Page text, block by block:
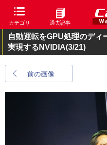
カテゴリ 過去記事
自動運転をGPU処理のディ
実現するNVIDIA(3/21)
前の画像